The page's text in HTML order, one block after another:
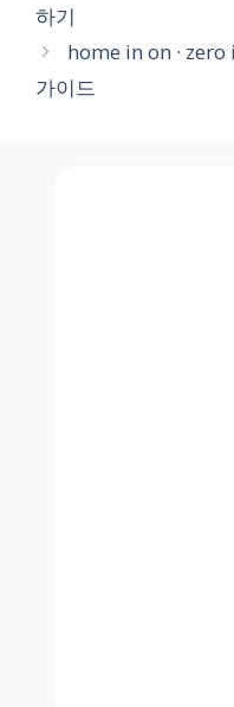
하기
home in on · zero
가이드